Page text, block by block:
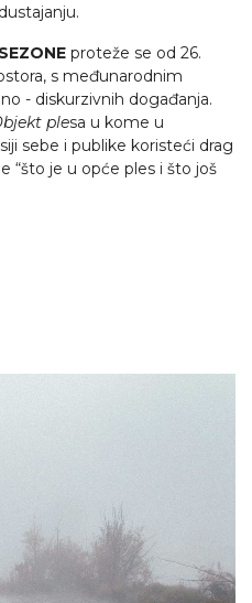
proteže se od 26.
s međunarodnim
- diskurzivnih događanja.
plesa u kome u
sebe i publike koristeći drag
“što je u opće ples i što još